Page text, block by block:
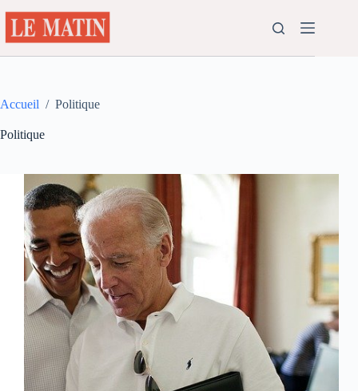
au
contenu
Accueil / Politique
Politique